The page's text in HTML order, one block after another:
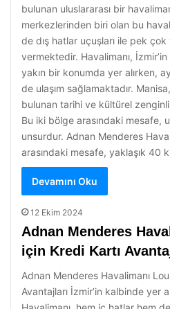
bulunan uluslararası bir
merkezlerinden biri olan bu
de dış hatlar uçuşları ile pek
vermektedir. Havalimanı,
yakın bir konumda yer alırken,
de ulaşım sağlamaktadır.
bulunan tarihi ve kültürel
Bu iki bölge arasındaki mesafe,
unsurdur. Adnan Menderes
arasındaki mesafe, yaklaşık 40
Devamını Oku
12 Ekim 2024
Adnan Menderes
için Kredi Kartı
Adnan Menderes Havalimanı
Avantajları İzmir’in kalbinde yer